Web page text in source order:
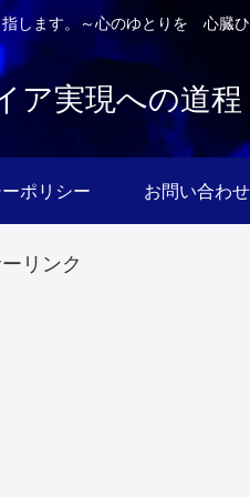
します。～心のゆとりを 心臓
ア実現への道程
ポリシー お問い合わせ
リンク